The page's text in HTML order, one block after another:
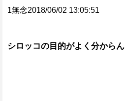
1無念2018/06/02 13:05:51
シロッコの目的がよく分からん